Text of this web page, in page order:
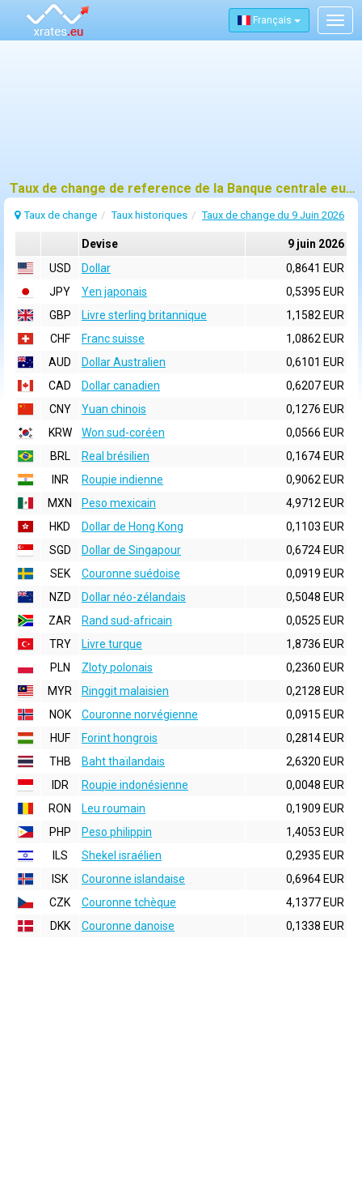
Français
Taux de change de reference de la Banque centrale europeenne (BCE) pour 9 juin 2026
Taux de change Taux historiques Taux de change du 9 Juin 2026
Devise
9 juin 2026
USD
Dollar
0,8641 EUR
JPY
Yen japonais
0,5395 EUR
GBP
Livre sterling britannique
1,1582 EUR
CHF
Franc suisse
1,0862 EUR
AUD
Dollar Australien
0,6101 EUR
CAD
Dollar canadien
0,6207 EUR
CNY
Yuan chinois
0,1276 EUR
KRW
Won sud-coréen
0,0566 EUR
BRL
Real brésilien
0,1674 EUR
INR
Roupie indienne
0,9062 EUR
MXN
Peso mexicain
4,9712 EUR
HKD
Dollar de Hong Kong
0,1103 EUR
SGD
Dollar de Singapour
0,6724 EUR
SEK
Couronne suédoise
0,0919 EUR
NZD
Dollar néo-zélandais
0,5048 EUR
ZAR
Rand sud-africain
0,0525 EUR
TRY
Livre turque
1,8736 EUR
PLN
Zloty polonais
0,2360 EUR
MYR
Ringgit malaisien
0,2128 EUR
NOK
Couronne norvégienne
0,0915 EUR
HUF
Forint hongrois
0,2814 EUR
THB
Baht thaïlandais
2,6320 EUR
IDR
Roupie indonésienne
0,0048 EUR
RON
Leu roumain
0,1909 EUR
PHP
Peso philippin
1,4053 EUR
ILS
Shekel israélien
0,2935 EUR
ISK
Couronne islandaise
0,6964 EUR
CZK
Couronne tchèque
4,1377 EUR
DKK
Couronne danoise 0,1338 EUR